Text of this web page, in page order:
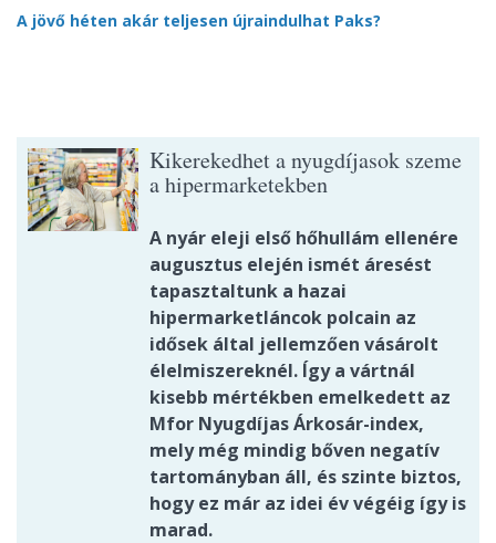
A jövő héten akár teljesen újraindulhat Paks?
Kikerekedhet a nyugdíjasok szeme
a hipermarketekben
A nyár eleji első hőhullám ellenére
augusztus elején ismét áresést
tapasztaltunk a hazai
hipermarketláncok polcain az
idősek által jellemzően vásárolt
élelmiszereknél. Így a vártnál
kisebb mértékben emelkedett az
Mfor Nyugdíjas Árkosár-index,
mely még mindig bőven negatív
tartományban áll, és szinte biztos,
hogy ez már az idei év végéig így is
marad.